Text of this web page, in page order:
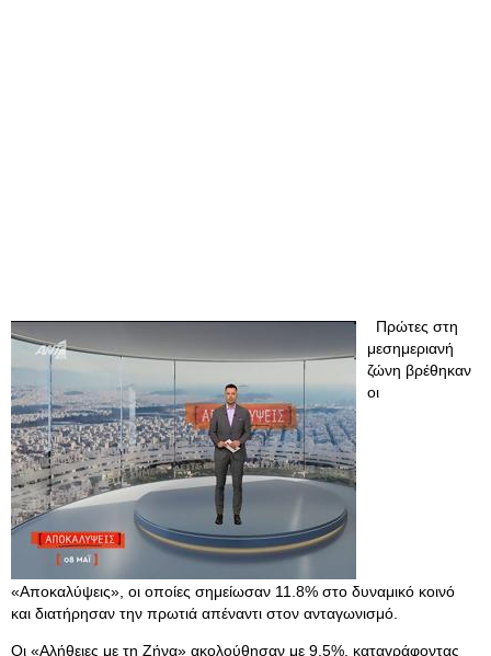
Πρώτες στη
μεσημεριανή
ζώνη βρέθηκαν
οι
«Αποκαλύψεις», οι οποίες σημείωσαν 11.8% στο δυναμικό κοινό
και διατήρησαν την πρωτιά απέναντι στον ανταγωνισμό.
Οι «Αλήθειες με τη Ζήνα» ακολούθησαν με 9.5%, καταγράφοντας